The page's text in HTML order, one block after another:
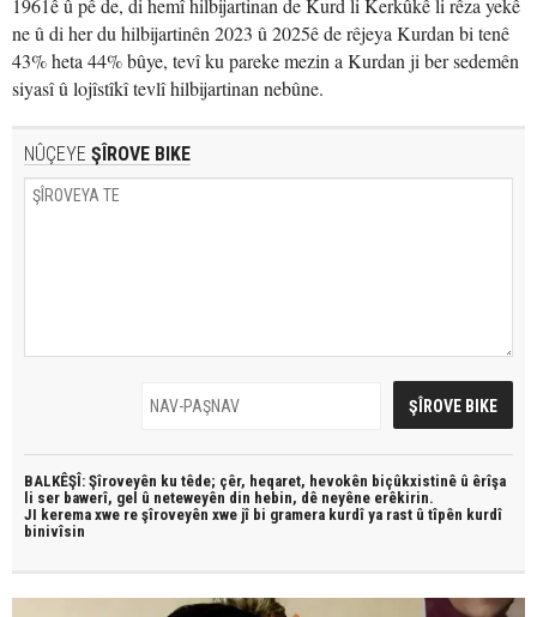
1961ê û pê de, di hemî hilbijartinan de Kurd li Kerkûkê li rêza yekê
ne û di her du hilbijartinên 2023 û 2025ê de rêjeya Kurdan bi tenê
43% heta 44% bûye, tevî ku pareke mezin a Kurdan ji ber sedemên
siyasî û lojîstîkî tevlî hilbijartinan nebûne.
NÛÇEYE ŞÎROVE BIKE
BALKÊŞÎ: Şîroveyên ku têde; çêr, heqaret, hevokên biçûkxistinê û êrîşa
li ser bawerî, gel û neteweyên din hebin, dê neyêne erêkirin.
JI kerema xwe re şîroveyên xwe jî bi gramera kurdî ya rast û tîpên kurdî
binivîsin